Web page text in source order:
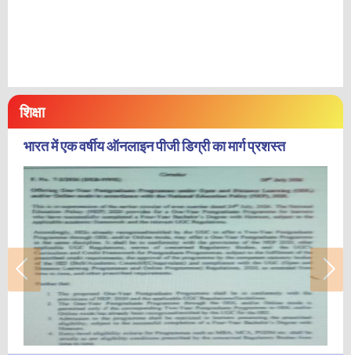
शिक्षा
भारत में एक वर्षीय ऑनलाइन पीजी डिग्री का मार्ग प्रशस्त